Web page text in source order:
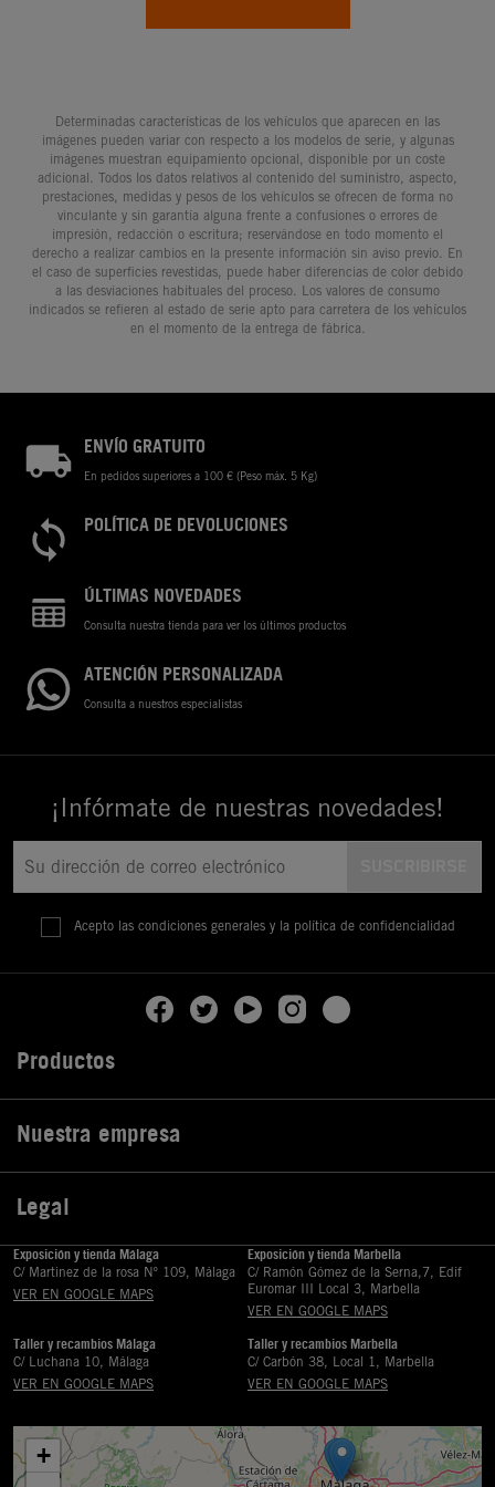
Determinadas características de los vehículos que aparecen en las
imágenes pueden variar con respecto a los modelos de serie, y algunas
imágenes muestran equipamiento opcional, disponible por un coste
adicional. Todos los datos relativos al contenido del suministro, aspecto,
prestaciones, medidas y pesos de los vehículos se ofrecen de forma no
vinculante y sin garantía alguna frente a confusiones o errores de
impresión, redacción o escritura; reservándose en todo momento el
derecho a realizar cambios en la presente información sin aviso previo. En
el caso de superficies revestidas, puede haber diferencias de color debido
a las desviaciones habituales del proceso. Los valores de consumo
indicados se refieren al estado de serie apto para carretera de los vehículos
en el momento de la entrega de fábrica.
ENVÍO GRATUITO
En pedidos superiores a 100 € (Peso máx. 5 Kg)
POLÍTICA DE DEVOLUCIONES
ÚLTIMAS NOVEDADES
Consulta nuestra tienda para ver los últimos productos
ATENCIÓN PERSONALIZADA
Consulta a nuestros especialistas
¡Infórmate de nuestras novedades!
Acepto las condiciones generales y la política de confidencialidad
Productos
Nuestra empresa
Legal
Exposición y tienda Málaga
C/ Martinez de la rosa Nº 109, Málaga
VER EN GOOGLE MAPS
Exposición y tienda Marbella
C/ Ramón Gómez de la Serna,7, Edif
Euromar III Local 3, Marbella
VER EN GOOGLE MAPS
Taller y recambios Málaga
C/ Luchana 10, Málaga
VER EN GOOGLE MAPS
Taller y recambios Marbella
C/ Carbón 38, Local 1, Marbella
VER EN GOOGLE MAPS
+